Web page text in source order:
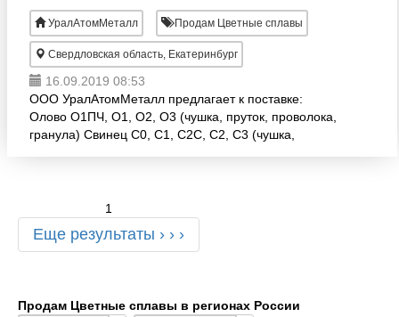
УралАтомМеталл Продам Цветные сплавы
Свердловская область, Екатеринбург
16.09.2019 08:53
ООО УралАтомМеталл предлагает к поставке:
Олово О1ПЧ, О1, О2, О3 (чушка, пруток, проволока,
гранула) Свинец С0, С1, С2С, С2, С3 (чушка,
1
Еще результаты › › ›
Продам Цветные сплавы в регионах России